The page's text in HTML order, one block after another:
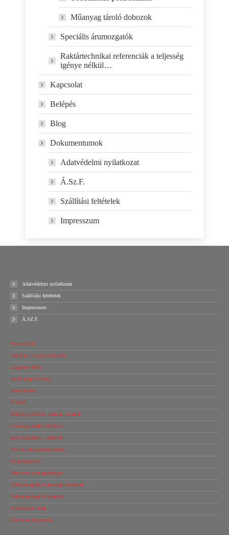
Műanyag tároló dobozok
Speciális árumozgatók
Raktártechnikai referenciák a teljesség
igénye nélkül…
Kapcsolat
Belépés
Blog
Dokumentumok
Adatvédelmi nyilatkozat
Á.Sz.F.
Szállítási feltételek
Impresszum
Adatvédelmi nyilatkozat
Szállítási feltételek
Impresszum
Á.SZ.F.
Sztreccsfólia
Habfólia – rezgéscsillapítás
Légpárnás fólia
Hullámpapír tekercs
Kartondoboz
Élvédők
Műanyag tömlők, zsákok, tasakok
Csomagolóháló védőháló
Ipari tűzőgépek , tackerek
Hot-melt Ragasztópisztoly
Zsugorpisztoly
Tekercses csomagolópapír
Ételcsomagolás-Lakossági termékek
Rakományrögzítő spanifer
Simítózáras tasak
Kézi vonalhegesztők